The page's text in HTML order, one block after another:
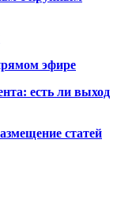
эфире
есть ли выход
статей